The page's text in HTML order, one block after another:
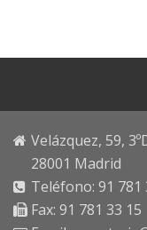
Velázquez, 59,
28001 Madrid
Teléfono: 91 781
Fax: 91 781 33 15